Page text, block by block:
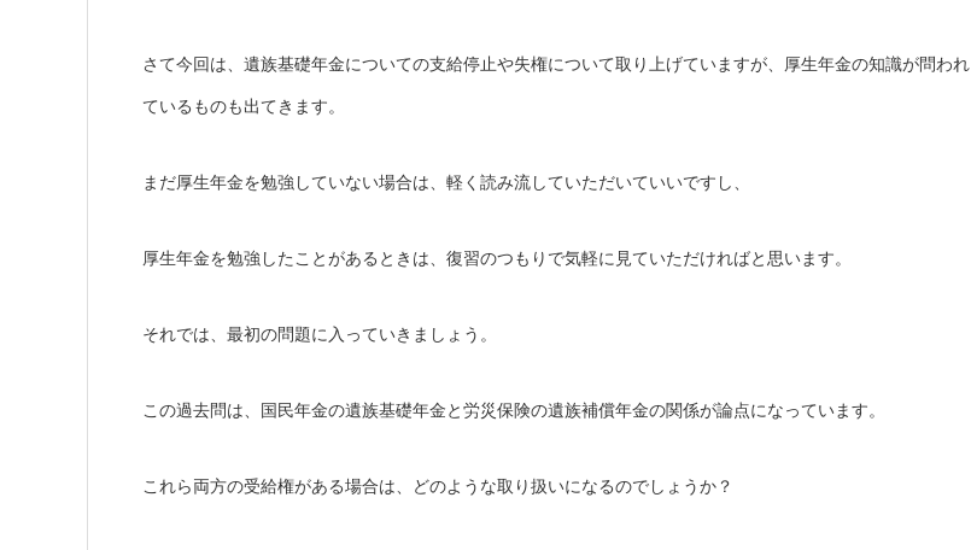
さて今回は、遺族基礎年金についての支給停止や失権について取り上げていますが、厚生年金の知識が問われ
ているものも出てきます。
まだ厚生年金を勉強していない場合は、軽く読み流していただいていいですし、
厚生年金を勉強したことがあるときは、復習のつもりで気軽に見ていただければと思います。
それでは、最初の問題に入っていきましょう。
この過去問は、国民年金の遺族基礎年金と労災保険の遺族補償年金の関係が論点になっています。
これら両方の受給権がある場合は、どのような取り扱いになるのでしょうか？